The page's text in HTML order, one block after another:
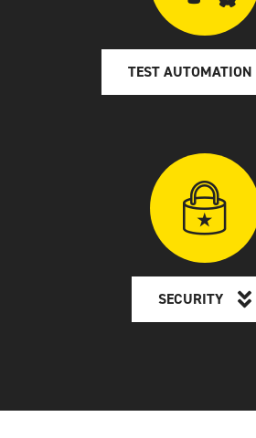
TEST AUTOMATION
SECURITY